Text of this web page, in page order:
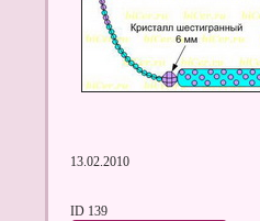
13.02.2010
ID 139